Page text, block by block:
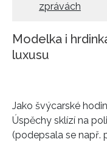
zprávách
Modelka i
luxusu
Jako švýcarské
Úspěchy sklízí na
(podepsala se např.